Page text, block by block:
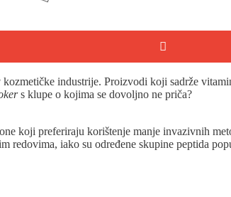
industrije. Proizvodi koji sadrže
s klupe o kojima se dovoljno ne priča?
koji preferiraju korištenje manje invazivnih
redovima, iako su određene skupine peptida